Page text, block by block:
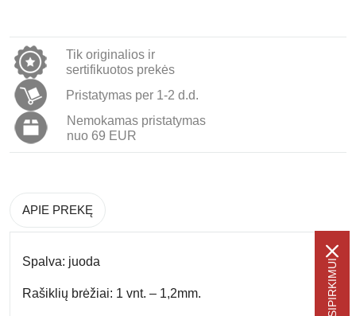
Tik originalios ir
sertifikuotos prekės
Pristatymas per 1-2 d.d.
Nemokamas pristatymas
nuo 69 EUR
APIE PREKĘ
Spalva: juoda
Rašiklių brėžiai: 1 vnt. – 1,2mm.